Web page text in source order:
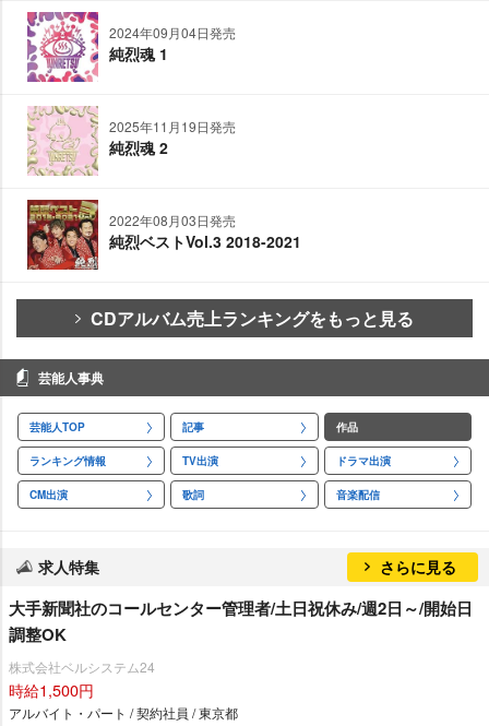
2024年09月04日発売
純烈魂 1
2025年11月19日発売
純烈魂 2
2022年08月03日発売
純烈ベストVol.3 2018-2021
CDアルバム売上ランキングをもっと見る
芸能人事典
芸能人TOP 記事 作品
ランキング情報 TV出演 ドラマ出演
CM出演 歌詞 音楽配信
求人特集 さらに見る
大手新聞社のコールセンター管理者/土日祝休み/週2日～/開始日
調整OK
株式会社ベルシステム24
時給1,500円
アルバイト・パート / 契約社員 / 東京都